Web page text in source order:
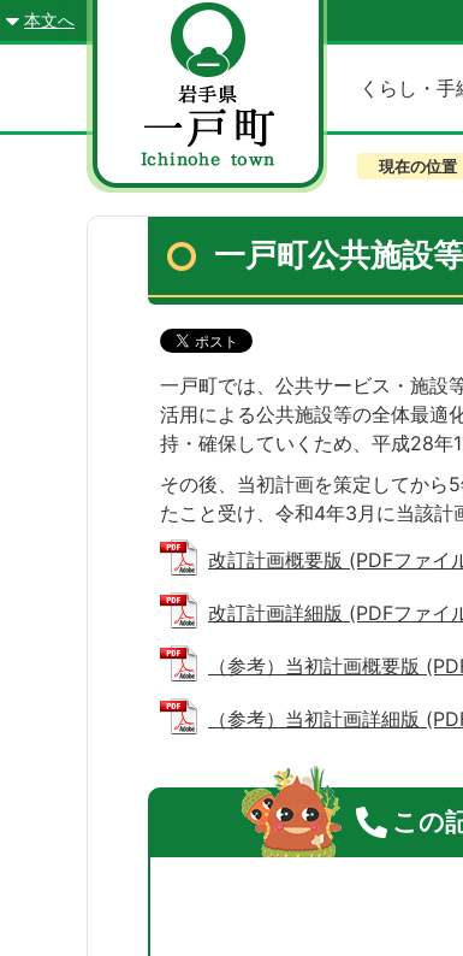
本文へ
くらし・手
現在の位置
一戸町公共施設
一戸町では、公共サービス・施設
活用による公共施設等の全体最適
持・確保していくため、平成28年
その後、当初計画を策定してから
たこと受け、令和4年3月に当該計
改訂計画概要版 (PDFファイ
改訂計画詳細版 (PDFファイ
（参考）当初計画概要版
（参考）当初計画詳細版
この